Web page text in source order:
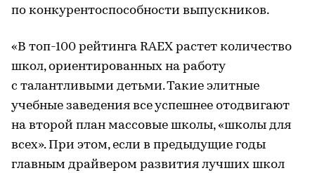
по конкурентоспособности выпускников.
«В топ-100 рейтинга RAEX растет количество
школ, ориентированных на работу
с талантливыми детьми. Такие элитные
учебные заведения все успешнее отодвигают
на второй план массовые школы, «школы для
всех». При этом, если в предыдущие годы
главным драйвером развития лучших школ